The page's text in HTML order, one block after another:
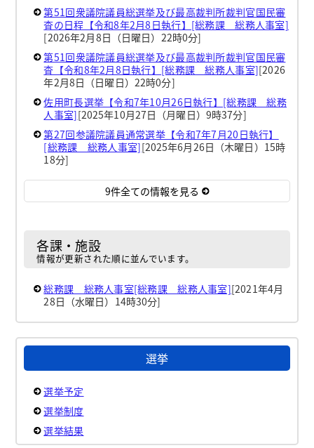
第51回衆議院議員総選挙及び最高裁判所裁判官国民審
査の日程【令和8年2月8日執行】[総務課 総務人事室]
[2026年2月8日（日曜日）22時0分]
第51回衆議院議員総選挙及び最高裁判所裁判官国民審
査【令和8年2月8日執行】[総務課 総務人事室][2026
年2月8日（日曜日）22時0分]
佐用町長選挙【令和7年10月26日執行】[総務課 総務
人事室][2025年10月27日（月曜日）9時37分]
第27回参議院議員通常選挙【令和7年7月20日執行】
[総務課 総務人事室][2025年6月26日（木曜日）15時
18分]
9件全ての情報を見る
各課・施設
情報が更新された順に並んでいます。
総務課 総務人事室[総務課 総務人事室][2021年4月
28日（水曜日）14時30分]
選挙
選挙予定
選挙制度
選挙結果